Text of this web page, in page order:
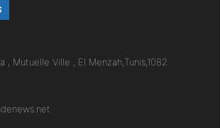
, Mutuelle Ville , El Menzah,Tunis,1082